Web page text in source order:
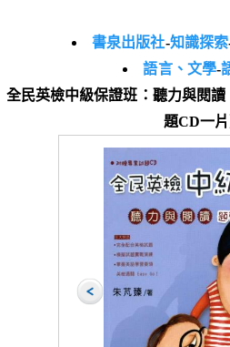
書泉出版社-知識探索
語言、文學-
全民英檢中級保證班：聽力與閱
題CD一片